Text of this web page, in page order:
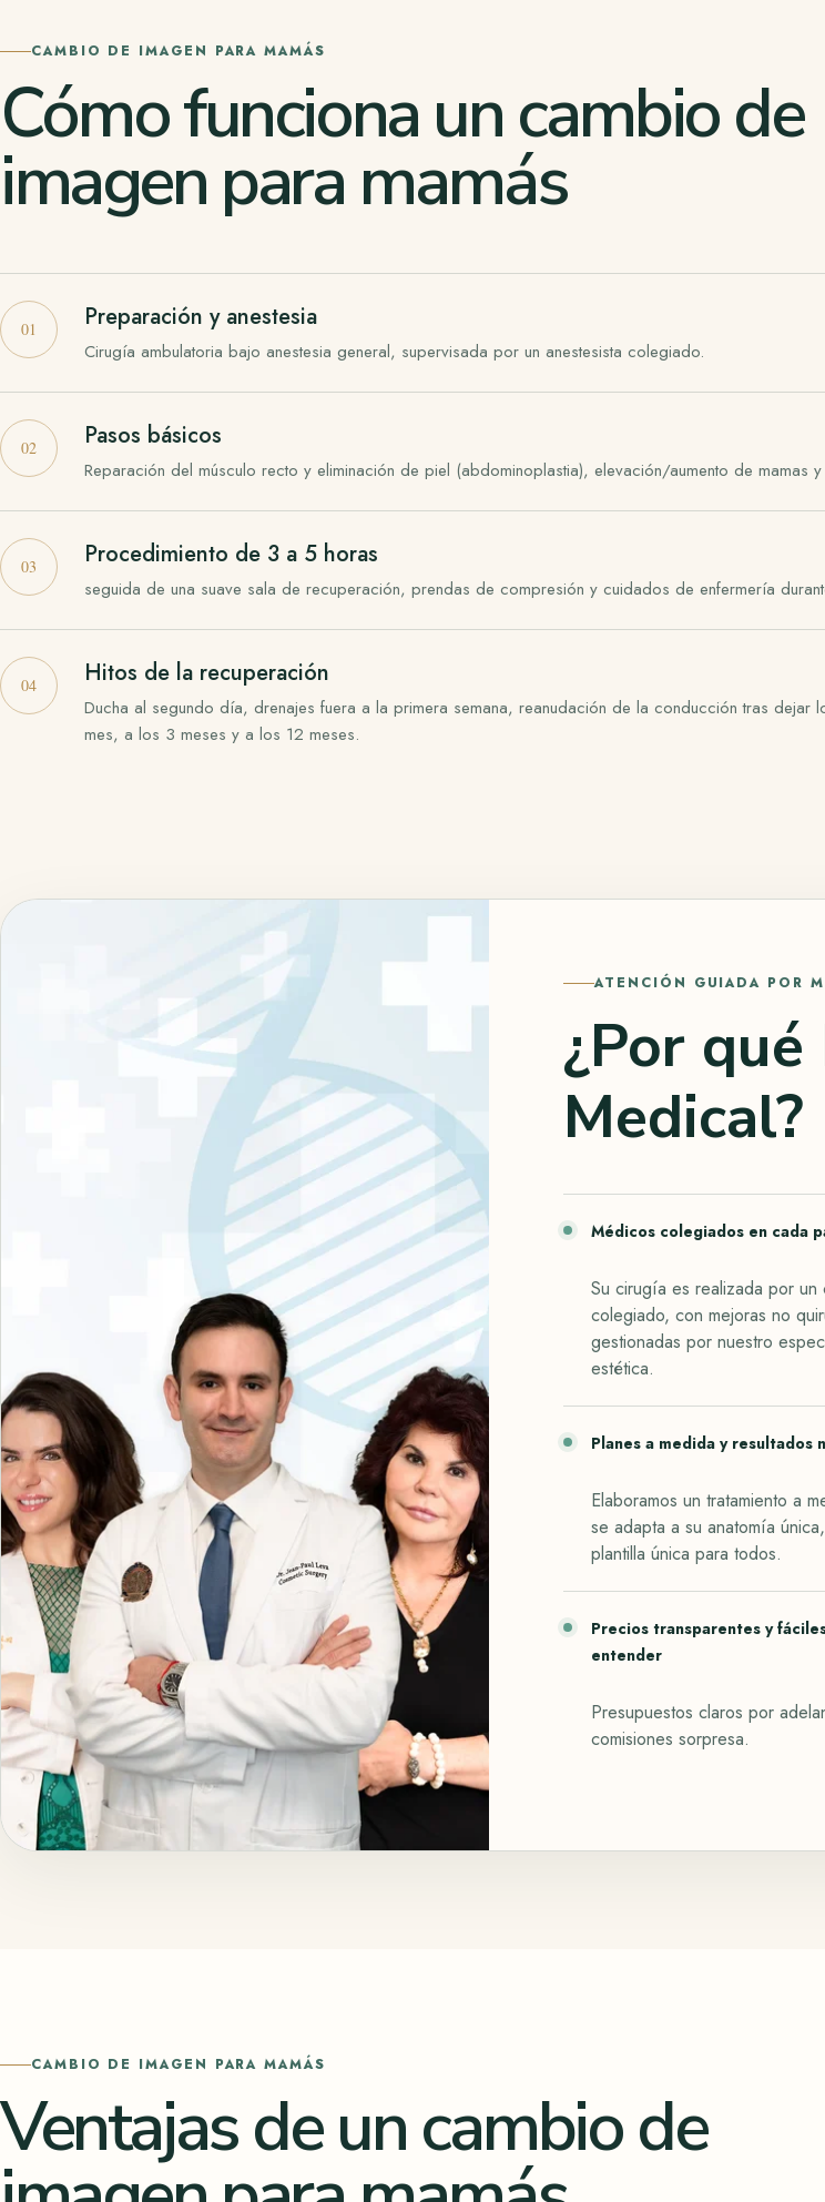
CAMBIO DE IMAGEN PARA MAMÁS
Cómo funciona un cambio de
imagen para mamás
Preparación y anestesia
Cirugía ambulatoria bajo anestesia general, supervisada por un anestesista colegiado.
Pasos básicos
Reparación del músculo recto y eliminación de piel (abdominoplastia), elevación/aumento de mamas
Procedimiento de 3 a 5 horas
seguida de una suave sala de recuperación, prendas de compresión y cuidados de enfermería
Hitos de la recuperación
Ducha al segundo día, drenajes fuera a la primera semana, reanudación de la conducción tras dejar
mes, a los 3 meses y a los 12 meses.
ATENCIÓN GUIADA POR
¿Por qué
Medical?
Médicos colegiados en cada
Su cirugía es realizada por un
colegiado, con mejoras no
gestionadas por nuestro
estética.
Planes a medida y resultados
Elaboramos un tratamiento a
se adapta a su anatomía
plantilla única para todos.
Precios transparentes y
entender
Presupuestos claros por
comisiones sorpresa.
CAMBIO DE IMAGEN PARA MAMÁS
Ventajas de un cambio de